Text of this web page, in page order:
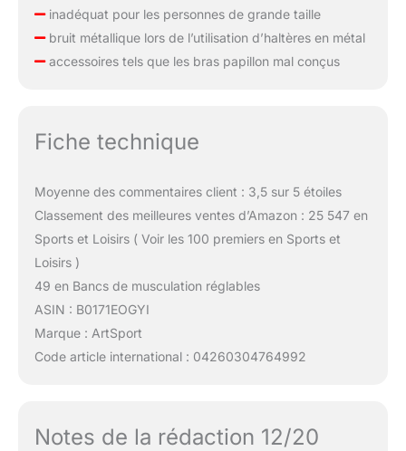
inadéquat pour les personnes de grande taille
bruit métallique lors de l’utilisation d’haltères en métal
accessoires tels que les bras papillon mal conçus
Fiche technique
Moyenne des commentaires client : 3,5 sur 5 étoiles
Classement des meilleures ventes d’Amazon : 25 547 en
Sports et Loisirs ( Voir les 100 premiers en Sports et
Loisirs )
49 en Bancs de musculation réglables
ASIN : B0171EOGYI
Marque : ArtSport
Code article international : 04260304764992
Notes de la rédaction 12/20